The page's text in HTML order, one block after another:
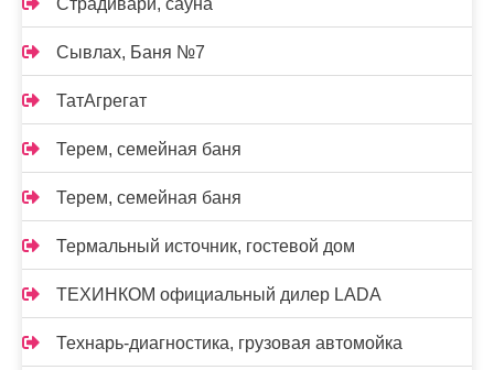
Страдивари, сауна
Сывлах, Баня №7
ТатАгрегат
Терем, семейная баня
Терем, семейная баня
Термальный источник, гостевой дом
ТЕХИНКОМ официальный дилер LADA
Технарь-диагностика, грузовая автомойка